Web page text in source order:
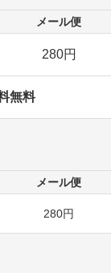
メール便
280円
無料
メール便
280円